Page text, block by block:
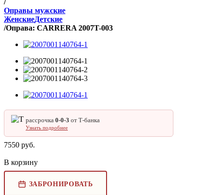
/
Оправы мужские
ЖенскиеДетские
/Оправа: CARRERA 2007T-003
рассрочка 0‑0‑3 от Т‑банка
Узнать подробнее
7550 руб.
В корзину
ЗАБРОНИРОВАТЬ